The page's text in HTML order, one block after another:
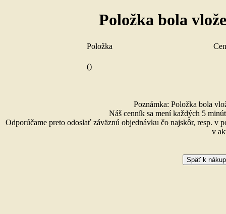
Položka bola
Položka
()
Poznámka: Položka bola
Náš cenník sa mení každých 5
Odporúčame preto odoslať záväznú objednávku čo najskôr, resp. v
v